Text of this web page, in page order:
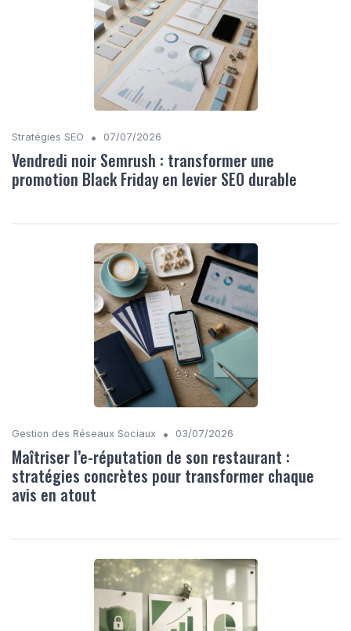
Stratégies SEO • 07/07/2026
Vendredi noir Semrush : transformer une
promotion Black Friday en levier SEO durable
Gestion des Réseaux Sociaux • 03/07/2026
Maîtriser l’e-réputation de son restaurant :
stratégies concrètes pour transformer chaque
avis en atout